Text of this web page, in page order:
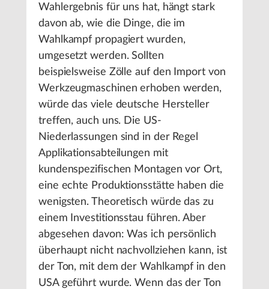
Wahlergebnis für uns hat, hängt stark
davon ab, wie die Dinge, die im
Wahlkampf propagiert wurden,
umgesetzt werden. Sollten
beispielsweise Zölle auf den Import von
Werkzeugmaschinen erhoben werden,
würde das viele deutsche Hersteller
treffen, auch uns. Die US-
Niederlassungen sind in der Regel
Applikationsabteilungen mit
kundenspezifischen Montagen vor Ort,
eine echte Produktionsstätte haben die
wenigsten. Theoretisch würde das zu
einem Investitionsstau führen. Aber
abgesehen davon: Was ich persönlich
überhaupt nicht nachvollziehen kann, ist
der Ton, mit dem der Wahlkampf in den
USA geführt wurde. Wenn das der Ton